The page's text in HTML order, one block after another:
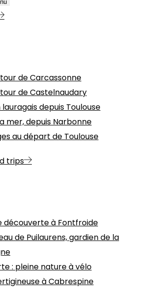
de Carcassonne
de Castelnaudary
lauragais depuis Toulouse
mer, depuis Narbonne
au départ de Toulouse
trips
découverte à Fontfroide
de Puilaurens, gardien de la
: pleine nature à vélo
à Cabrespine